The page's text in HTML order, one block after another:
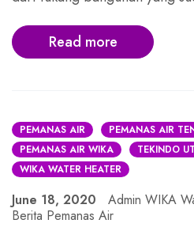
Read more
PEMANAS AIR
PEMANAS AIR
PEMANAS AIR WIKA
TEKINDO
WIKA WATER HEATER
June 18, 2020
Admin WIKA
Berita Pemanas Air